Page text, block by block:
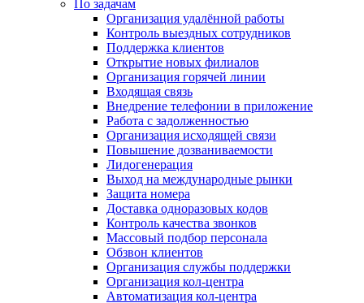
По задачам
Организация удалённой работы
Контроль выездных сотрудников
Поддержка клиентов
Открытие новых филиалов
Организация горячей линии
Входящая связь
Внедрение телефонии в приложение
Работа с задолженностью
Организация исходящей связи
Повышение дозваниваемости
Лидогенерация
Выход на международные рынки
Защита номера
Доставка одноразовых кодов
Контроль качества звонков
Массовый подбор персонала
Обзвон клиентов
Организация службы поддержки
Организация кол-центра
Автоматизация кол-центра